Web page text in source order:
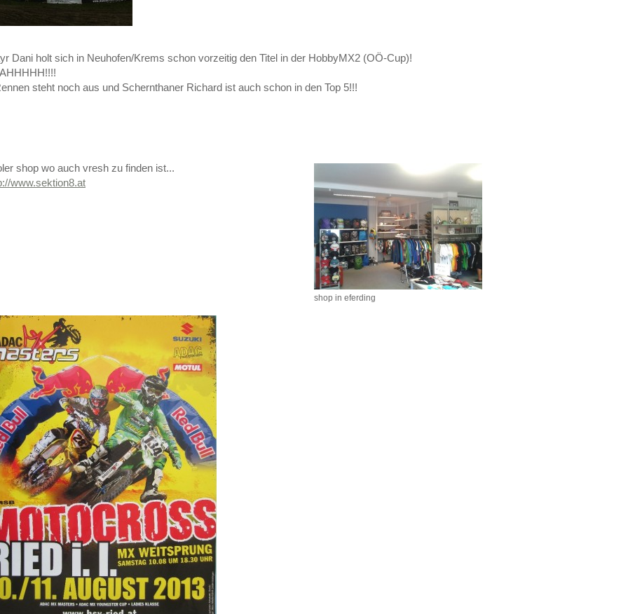
Dani holt sich in Neuhofen/Krems schon vorzeitig den Titel in der HobbyMX2 (OÖ-Cup)!
steht noch aus und Schernthaner Richard ist auch schon in den Top 5!!!
shop in eferding
shop wo auch vresh zu finden ist...
www.sektion8.at